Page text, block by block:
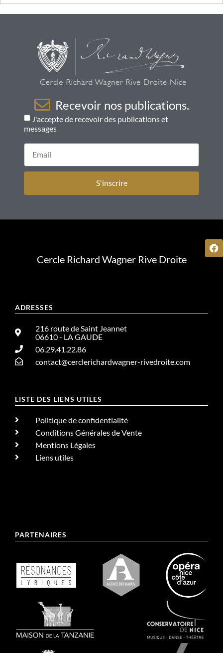
Recevoir nos publications.
J'accepte de recevoir des publications et
messages
S'inscrire
ADRESSES
216 route de Saint Jeannet
06610 - LA GAUDE
06.29.41.22.86
contact@cerclerichardwagner-rivedroite.com
LISTE DES LIENS UTILES
Politique de confidentialité
Conditions Générales de Vente
Mentions Légales
Liens utiles
Cercle Richard Wagner Rive Droite
PARTENAIRES